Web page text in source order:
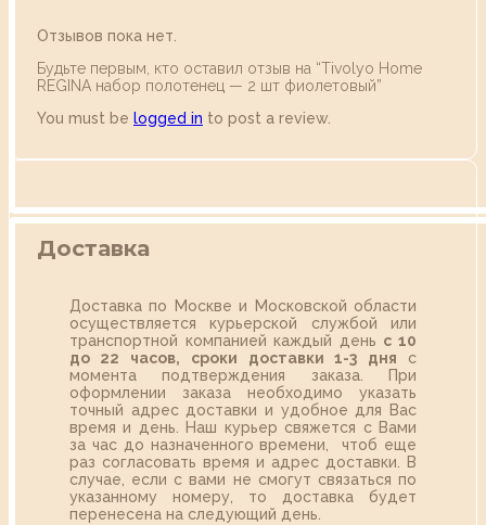
Отзывов пока нет.
Будьте первым, кто оставил отзыв на “Tivolyo Home
REGINA набор полотенец — 2 шт фиолетовый”
You must be logged in to post a review.
Доставка
Доставка по Москве и Московской области
осуществляется курьерской службой или
транспортной компанией каждый день с 10
до 22 часов,
сроки доставки 1-3 дня с
момента подтверждения заказа. При
оформлении заказа необходимо указать
точный адрес доставки и удобное для Вас
время и день. Наш курьер свяжется с Вами
за час до назначенного времени, чтоб еще
раз согласовать время и адрес доставки. В
случае, если с вами не смогут связаться по
указанному номеру, то доставка будет
перенесена на следующий день.